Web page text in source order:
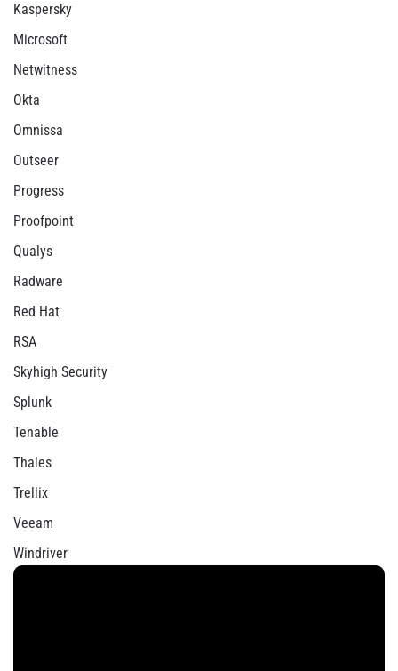
Kaspersky
Microsoft
Netwitness
Okta
Omnissa
Outseer
Progress
Proofpoint
Qualys
Radware
Red Hat
RSA
Skyhigh Security
Splunk
Tenable
Thales
Trellix
Veeam
Windriver